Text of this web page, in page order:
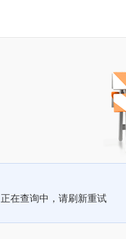
正在查询中，请刷新重试